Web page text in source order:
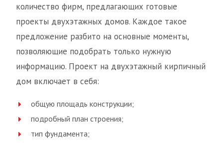
количество фирм, предлагающих готовые
проекты двухэтажных домов. Каждое такое
предложение разбито на основные моменты,
позволяющие подобрать только нужную
информацию. Проект на двухэтажный кирпичный
дом включает в себя:
общую площадь конструкции;
подробный план строения;
тип фундамента;